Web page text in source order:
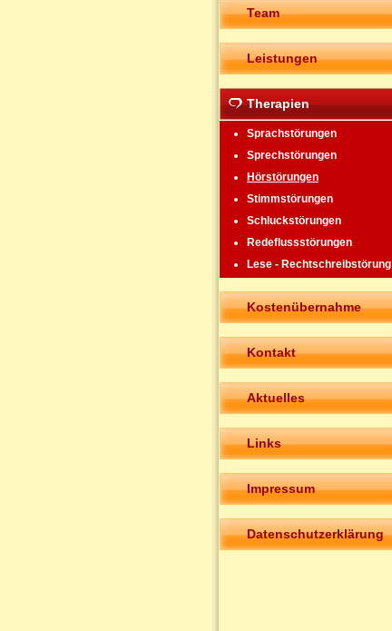
Team
Leistungen
Therapien
Sprachstörungen
Sprechstörungen
Hörstörungen
Stimmstörungen
Schluckstörungen
Redeflussstörungen
Lese - Rechtschreibstörung
Kostenübernahme
Kontakt
Aktuelles
Links
Impressum
Datenschutzerklärung